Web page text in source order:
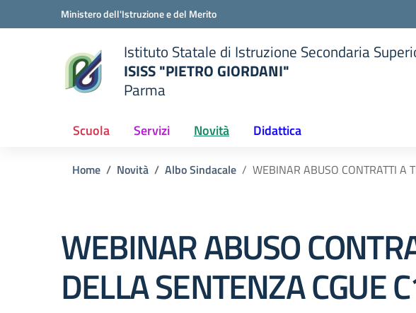
Vai ai contenuti
Vai al menu di navigazioneMinistero dell'Istruzione e del Merito
Istituto Statale di Istruzione Secondaria
ISISS "PIETRO GIORDANI"
Parma
Scuola Servizi Novità Didattica
Home Novità Albo Sindacale WEBINAR ABUSO CONTRATTI A
WEBINAR ABUSO
DELLA SENTENZA CGUE